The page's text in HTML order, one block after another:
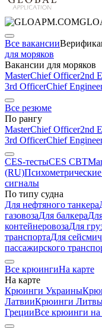
Все вакансии
для моряков
Вакансии для моряков
MasterChief Officer2nd
3rd OfficerChief
Все резюме
По рангу
MasterChief Officer2nd
3rd OfficerChief
CES-тестыCES CBT
(RU)
сигналы
По типу судна
Для нефтяного танкера
газовозаДля балкера
контейнеровозаДля
транспортаДля
пассажирского
Все крюингиНа карте
На карте
Крюинги Украины
ЛатвииКрюинги
ГрецииВсе крюинги на